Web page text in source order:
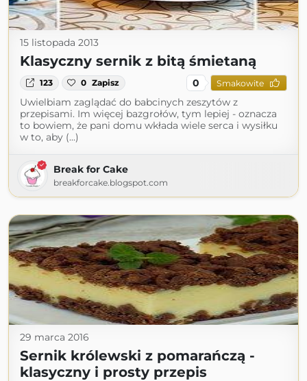
15 listopada 2013
Klasyczny sernik z bitą śmietaną
123 0 Zapisz 0 Smakowite
Uwielbiam zaglądać do babcinych zeszytów z
przepisami. Im więcej bazgrołów, tym lepiej - oznacza
to bowiem, że pani domu wkłada wiele serca i wysiłku
w to, aby (...)
Break for Cake
breakforcake.blogspot.com
29 marca 2016
Sernik królewski z pomarańczą -
klasyczny i prosty przepis